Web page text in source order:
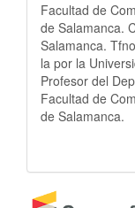
Facultad de
de Salamanca.
Salamanca.
la por la
Profesor del
Facultad de
de Salamanca.